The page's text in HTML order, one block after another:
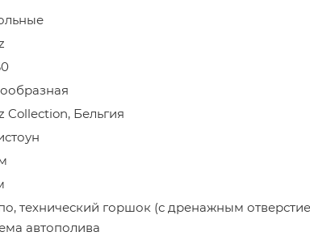
Collection, Бельгия
технический горшок (с дренажным
автополива